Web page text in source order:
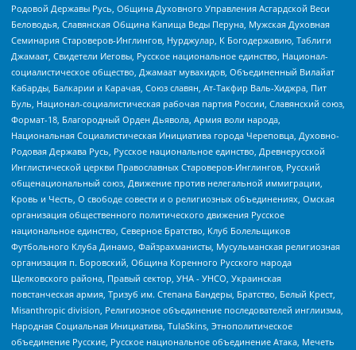
Родовой Державы Русь, Община Духовного Управления Асгардской Веси
Беловодья, Славянская Община Капища Веды Перуна, Мужская Духовная
Семинария Староверов-Инглингов, Нурджулар, К Богодержавию, Таблиги
Джамаат, Свидетели Иеговы, Русское национальное единство, Национал-
социалистическое общество, Джамаат мувахидов, Объединенный Вилайат
Кабарды, Балкарии и Карачая, Союз славян, Ат-Такфир Валь-Хиджра, Пит
Буль, Национал-социалистическая рабочая партия России, Славянский союз,
Формат-18, Благородный Орден Дьявола, Армия воли народа,
Национальная Социалистическая Инициатива города Череповца, Духовно-
Родовая Держава Русь, Русское национальное единство, Древнерусской
Инглистической церкви Православных Староверов-Инглингов, Русский
общенациональный союз, Движение против нелегальной иммиграции,
Кровь и Честь, О свободе совести и о религиозных объединениях, Омская
организация общественного политического движения Русское
национальное единство, Северное Братство, Клуб Болельщиков
Футбольного Клуба Динамо, Файзрахманисты, Мусульманская религиозная
организация п. Боровский, Община Коренного Русского народа
Щелковского района, Правый сектор, УНА - УНСО, Украинская
повстанческая армия, Тризуб им. Степана Бандеры, Братство, Белый Крест,
Misanthropic division, Религиозное объединение последователей инглиизма,
Народная Социальная Инициатива, TulaSkins, Этнополитическое
объединение Русские, Русское национальное объединение Атака, Мечеть